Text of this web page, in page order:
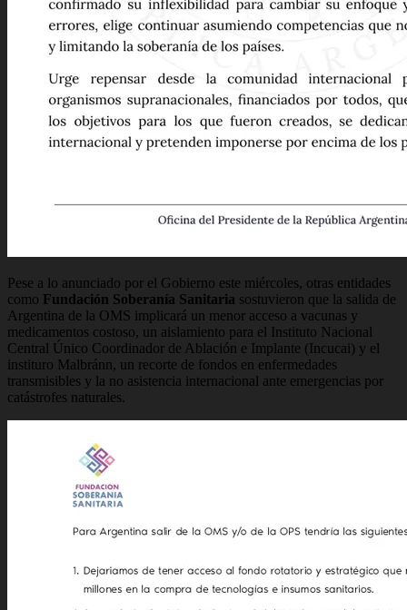
Pese a lo anunciado por el Gobierno este miércoles, otras entidades
como Fundación Soberanía Sanitaria sostuvieron que la salida de
Argentina de la OMS implicará un menor acceso a vacunas y
medicamentos costoso, un aislamiento para el Instituto Nacional
Central Único Coordinador de Ablación e Implante (Incucai) y el
instituro Malbránn, un recorte de fondos en enfermedades
transmisibles y la no asistencia internacional ante emergencias por
catástrofes naturales.